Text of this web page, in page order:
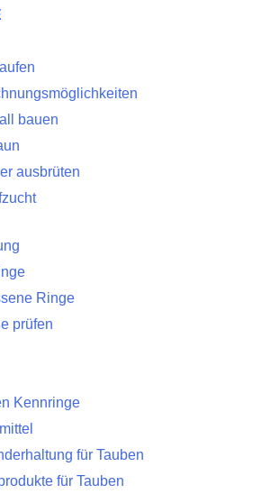
bauen
ausbrüten
Ringe
prüfen
Kennringe
für Tauben
für Tauben